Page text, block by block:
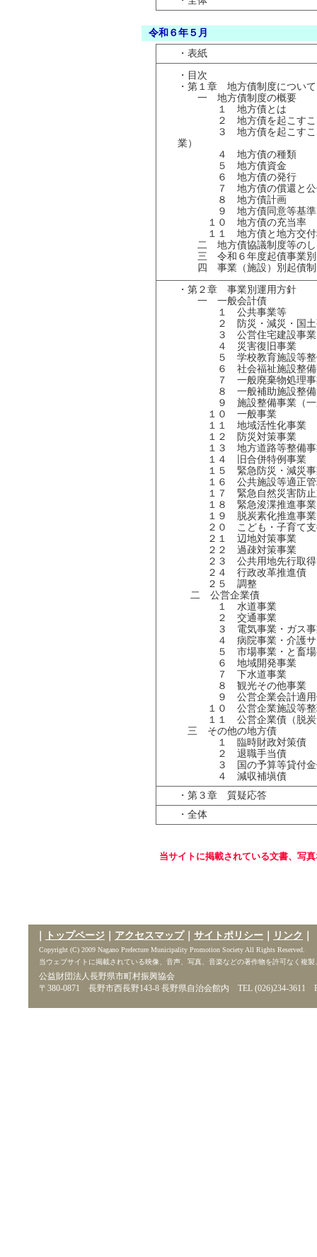
令和６年５月
・表紙
・目次
・第１章 地方債制度について
一 地方債制度の概要
１ 地方債とは
２ 地方債を起こすこと
３ 地方債を起こすこと
業）
４ 地方債の種類
５ 地方債資
６ 地方債の発行
７ 地方債の償還と公
８ 地方債計画
９ 地方債同意等基準
１０ 地方債の充当率
１１ 地方債と地方交付
二 地方債協議制度等のし
三 令和６年度起債事業別
四 事業（施設）別起債制
・第２章 事業別運用方針
一 一般会計債
１ 公共事業等
２ 防災・減災・国土強
３ 公営住宅建設事業
４ 災害復旧事業
５ 学校教育施設等整
６ 社会福祉施設整備
７ 一般廃棄物処理事
８ 一般補助施設整備
９ 施設整備事業（一般
１０ 一般事業
１１ 地域活性化事業
１２ 防災対策事業
１３ 地方道路等整備事
１４ 旧合併特例事業
１５ 緊急防災・減災事
１６ 公共施設等適正管
１７ 緊急自然災害防止
１８ 緊急浚渫推進事業
１９ 脱炭素化推進事業
２０ こども・子育て支
２１ 辺地対策事業
２２ 過疎対策事業
２３ 公共用地先行取得
２４ 行政改革推進債
２５ 調整
二 公営企業債
１ 水道事業
２ 交通事業
３ 電気事業・ガス事
４ 病院事業・介護サ
５ 市場事業・と畜場
６ 地域開発事業
７ 下水道事業
８ 観光その他事業
９ 公営企業会計適用
１０ 公営企業施設等整
１１ 公営企業債（脱炭
三 その他の地方債
１ 臨時財政対策債
２ 退職手当債
３ 国の予算等貸付金
４ 減収補塡債
・第３章 質疑応答
・全体
当サイトに掲載されている文書、写
トップページ アクセスマップ｜ サイトポリシー リンク
Copyright (C) 2009 Nagano Prefecture Municipality Promotion Society All Rights Reserved.
当ウェブサイトに掲載されている映像、音声、写真、音楽などの著作物を許可なく複
公益財団法人長野県市町村振興協会
〒380-0871 長野市西長野143-8 長野県自治会館内 TEL (026)234-3611